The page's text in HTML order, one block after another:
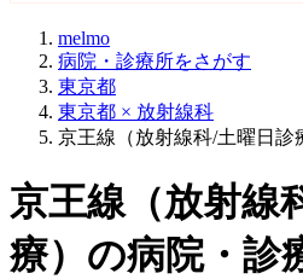
melmo
病院・診療所をさがす
東京都
東京都 × 放射線科
京王線（放射線科/土曜日診
京王線（放射線
療） の病院・診